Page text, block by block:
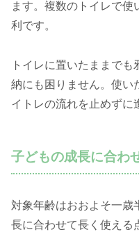
ます。複数のトイレで
利です。
トイレに置いたままで
納にも困りません。使い
イトレの流れを止めずに
子どもの成長に合わ
対象年齢はおおよそ一歳
長に合わせて長く使える